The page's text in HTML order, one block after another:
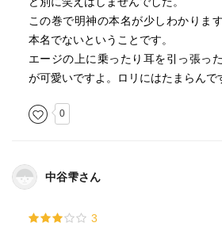
この巻で明神の本名が少しわかりま
本名でないということです。
エージの上に乗ったり耳を引っ張っ
が可愛いですよ。ロリにはたまらんで
0
中谷雫さん
3